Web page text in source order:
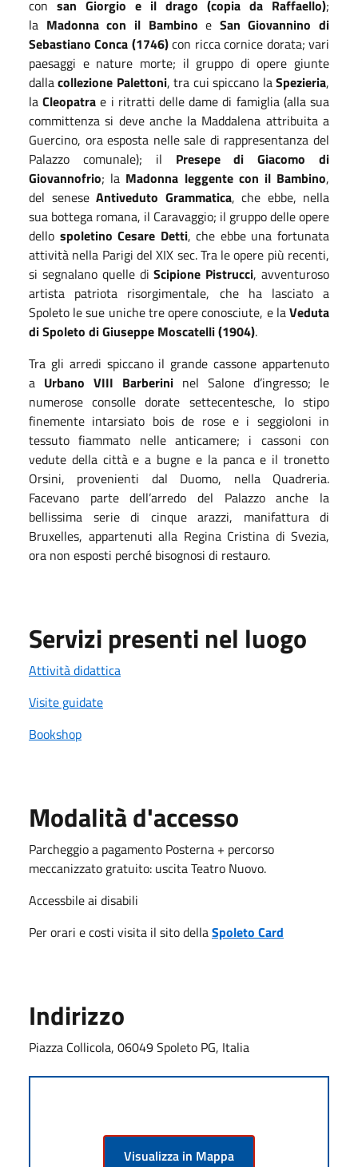
con san Giorgio e il drago (copia da Raffaello);
la Madonna con il Bambino e San Giovannino di
Sebastiano Conca (1746)con ricca cornice dorata; vari
paesaggi e nature morte; il gruppo di opere giunte
dallacollezione Palettoni, tra cui spiccano laSpezieria,
laCleopatra e i ritratti delle dame di famiglia (alla sua
committenza si deve anche la Maddalena attribuita a
Guercino, ora esposta nelle sale di rappresentanza del
Palazzo comunale); il Presepe di Giacomo di
Giovannofrio; la Madonna leggente con il Bambino,
del senese Antiveduto Grammatica, che ebbe, nella
sua bottega romana, il Caravaggio; il gruppo delle opere
dello spoletino Cesare Detti, che ebbe una fortunata
attività nella Parigi del XIX sec. Tra le opere più recenti,
si segnalano quelle diScipione Pistrucci, avventuroso
artista patriota risorgimentale, che ha lasciato a
Spoleto le sue uniche tre opere conosciute, e laVeduta
di Spoleto di Giuseppe Moscatelli (1904).
Tra gli arredi spiccano il grande cassone appartenuto
a Urbano VIII Barberini nel Salone d’ingresso; le
numerose consolle dorate settecentesche, lo stipo
finemente intarsiato bois de rose e i seggioloni in
tessuto fiammato nelle anticamere; i cassoni con
vedute della città e a bugne e la panca e il tronetto
Orsini, provenienti dal Duomo, nella Quadreria.
Facevano parte dell’arredo del Palazzo anche la
bellissima serie di cinque arazzi, manifattura di
Bruxelles, appartenuti alla Regina Cristina di Svezia,
ora non esposti perché bisognosi di restauro.
Servizi presenti nel luogo
Attività didattica
Visite guidate
Bookshop
Modalità d'accesso
Parcheggio a pagamento Posterna + percorso
meccanizzato gratuito: uscita Teatro Nuovo.
Accessbile ai disabili
Per orari e costi visita il sito dellaSpoleto Card
Indirizzo
Piazza Collicola, 06049 Spoleto PG, Italia
Visualizza in Mappa